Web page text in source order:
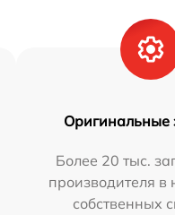
Оригинальные
Более 20 тыс.
производителя в
собственных